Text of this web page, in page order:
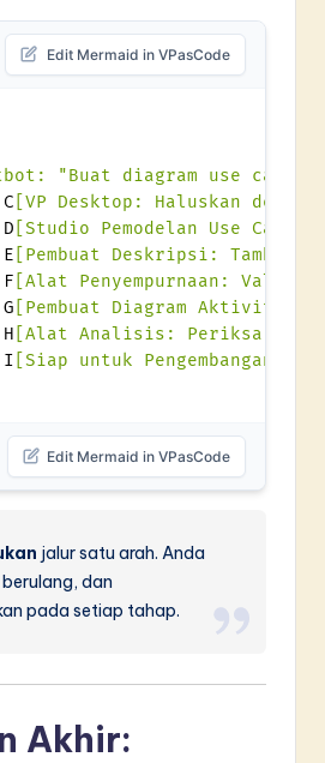
Edit Mermaid in VPasCode
"Buat diagram use case
C [VP Desktop: Haluskan
D [Studio Pemodelan Use Case:
E [Pembuat Deskripsi:
F [Alat Penyempurnaan:
G [Pembuat Diagram
H [Alat Analisis: Periksa
I [Siap untuk Pengembangan!]
Edit Mermaid in VPasCode
jalur satu arah. Anda
dan
pada setiap tahap.
Akhir: